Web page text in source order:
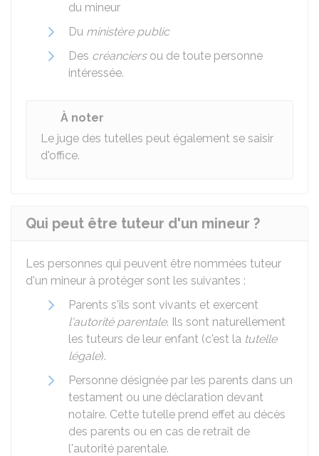
du mineur
Du ministère public
Des créanciersou de toute personne
intéressée.
À noter
Le juge des tutelles peut également se saisir
d'office.
Qui peut être tuteur d'un mineur ?
Les personnes qui peuvent être nommées tuteur
d'un mineur à protéger sont les suivantes :
Parents s'ils sont vivants et exercent
l'autorité parentale. Ils sont naturellement
les tuteurs de leur enfant (c'est la tutelle
légale).
Personne désignée par les parents dans un
testament ou une déclaration devant
notaire. Cette tutelle prend effet au décès
des parents ou en cas de retrait de
l'autorité parentale.